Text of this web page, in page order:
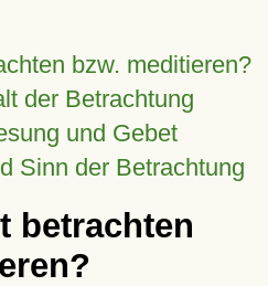
bzw. meditieren?
der Betrachtung
und Gebet
Sinn der Betrachtung
betrachten